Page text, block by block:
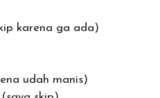
karena ga ada)
udah manis)